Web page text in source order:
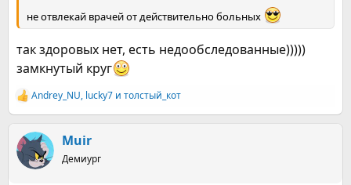
не отвлекай врачей от действительно больных
так здоровых нет, есть недообследованные)))))
замкнутый круг
Р
е
к
ц
и
Andrey_NU, lucky7 и толстый_кот
Muir
Демиург